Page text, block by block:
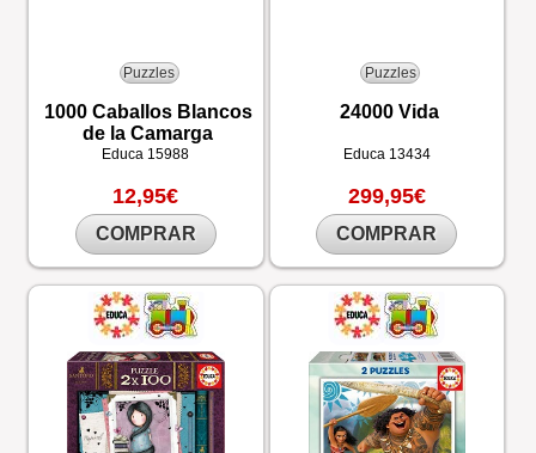
Puzzles
1000 Caballos Blancos
de la Camarga
Educa 15988
12,95€
COMPRAR
Puzzles
24000 Vida
Educa 13434
299,95€
COMPRAR